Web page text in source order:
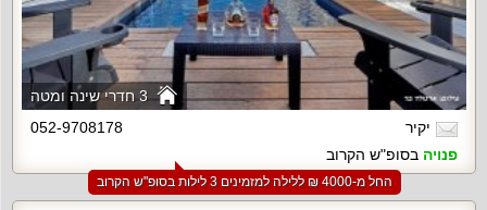
3 חדרי שינה ומטה
יקיר
052-9708178
פנויה בסופ"ש הקרוב
החל מ-‏4000 ₪ ללילה למזמינים 3 לילות בסופ"ש הקרוב